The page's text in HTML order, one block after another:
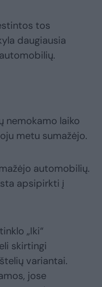
tos
daugiausia
nemokamo laiko
metu sumažėjo.
automobilių.
apsipirkti į
„Iki“
skirtingi
variantai.
jose